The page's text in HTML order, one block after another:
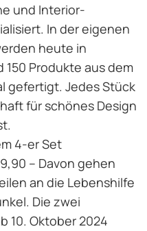
und Interior-
In der eigenen
heute in
Produkte aus dem
gefertigt. Jedes Stück
für schönes Design
4-er Set
– Davon gehen
an die Lebenshilfe
Die zwei
10. Oktober 2024